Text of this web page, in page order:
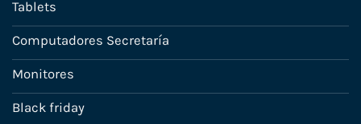
Tablets
Computadores Secretaría
Monitores
Black friday